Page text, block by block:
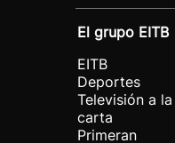
El grupo EITB
EITB
Deportes
Televisión a la
carta
Primeran